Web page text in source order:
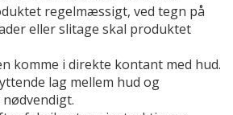
regelmæssigt, ved tegn på
eller slitage skal produktet
komme i direkte kontant med hud.
lag mellem hud og